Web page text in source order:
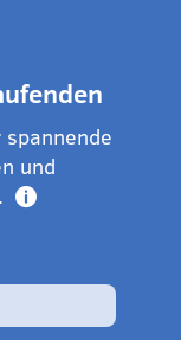
und
